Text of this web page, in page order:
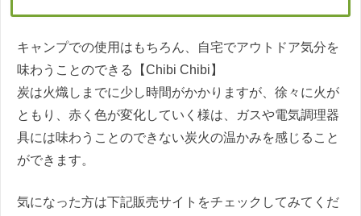
キャンプでの使用はもちろん、自宅でアウトドア気分を
味わうことのできる【Chibi Chibi】
炭は火熾しまでに少し時間がかかりますが、徐々に火が
ともり、赤く色が変化していく様は、ガスや電気調理器
具には味わうことのできない炭火の温かみを感じること
ができます。
気になった方は下記販売サイトをチェックしてみてくだ